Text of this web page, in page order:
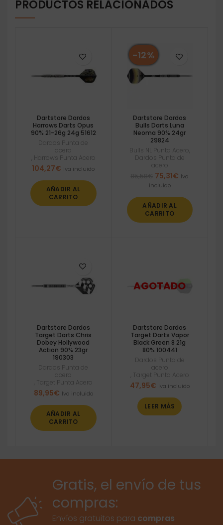
PRODUCTOS RELACIONADOS
Dartstore Dardos
Harrows Darts Opus
90% 21-26g 24g 51612
Dardos Punta de
acero
Harrows Punta Acero
104,27€ Iva incluido
AÑADIR AL
CARRITO
-12%
Dartstore Dardos
Bulls Darts Luna
Neoma 90% 24gr
29824
Bulls NL Punta Acero
Dardos Punta de
acero
El
precio
era:
85,58€.
75,31€ El
es:
75,31€.
Iva
incluido
AÑADIR AL
CARRITO
Dartstore Dardos
Target Darts Chris
Dobey Hollywood
Action 90% 23gr
190303
Dardos Punta de
acero
Target Punta Acero
89,95€ Iva incluido
AÑADIR AL
CARRITO
Dartstore Dardos
Target Darts Vapor
Black Green 8 21g
80% 100441
Dardos Punta de
acero
Target Punta Acero
47,95€ Iva incluido
LEER MÁS
Gratis, el envío de tus
compras:
Envíos gratuitos para compras